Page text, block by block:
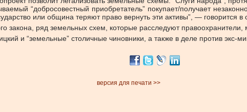
“добросовестный приобретатель” покупает/получает
или община теряют право вернуть эти активы”, — говорится
закона, ряд земельных схем, которые расследуют правоохранители,
и “земельные” столичные чиновники, а также в деле против экс-
версия для печати >>